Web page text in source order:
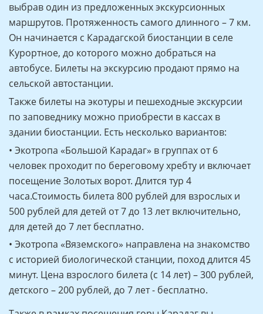
выбрав один из предложенных экскурсионных
маршрутов. Протяженность самого длинного – 7 км.
Он начинается с Карадагской биостанции в селе
Курортное, до которого можно добраться на
автобусе. Билеты на экскурсию продают прямо на
сельской автостанции.
Также билеты на экотуры и пешеходные экскурсии
по заповеднику можно приобрести в кассах в
здании биостанции. Есть несколько вариантов:
• Экотропа «Большой Карадаг» в группах от 6
человек проходит по береговому хребту и включает
посещение Золотых ворот. Длится тур 4
часа.Стоимость билета 800 рублей для взрослых и
500 рублей для детей от 7 до 13 лет включительно,
для детей до 7 лет бесплатно.
• Экотропа «Вяземского» направлена на знакомство
с историей биологической станции, поход длится 45
минут. Цена взрослого билета (с 14 лет) – 300 рублей,
детского – 200 рублей, до 7 лет - бесплатно.